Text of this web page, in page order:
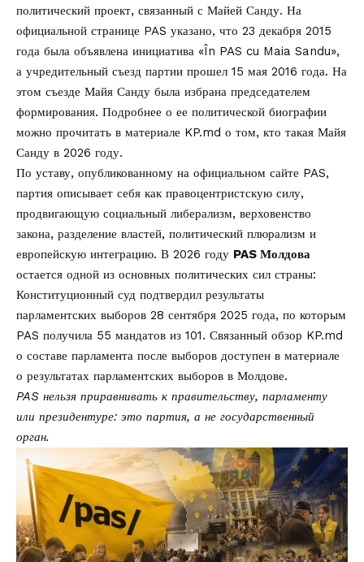
политический проект, связанный с Майей Санду. На
официальной странице PAS указано, что 23 декабря 2015
года была объявлена инициатива «În PAS cu Maia Sandu»,
а учредительный съезд партии прошел 15 мая 2016 года. На
этом съезде Майя Санду была избрана председателем
формирования. Подробнее о ее политической биографии
можно прочитать в материале KP.md о том, кто такая Майя
Санду в 2026 году.
По уставу, опубликованному на официальном сайте PAS,
партия описывает себя как правоцентристскую силу,
продвигающую социальный либерализм, верховенство
закона, разделение властей, политический плюрализм и
европейскую интеграцию. В 2026 году PAS Молдова
остается одной из основных политических сил страны:
Конституционный суд подтвердил результаты
парламентских выборов 28 сентября 2025 года, по которым
PAS получила 55 мандатов из 101. Связанный обзор KP.md
о составе парламента после выборов доступен в материале
о результатах парламентских выборов в Молдове.
PAS нельзя приравнивать к правительству, парламенту
или президентуре: это партия, а не государственный
орган.